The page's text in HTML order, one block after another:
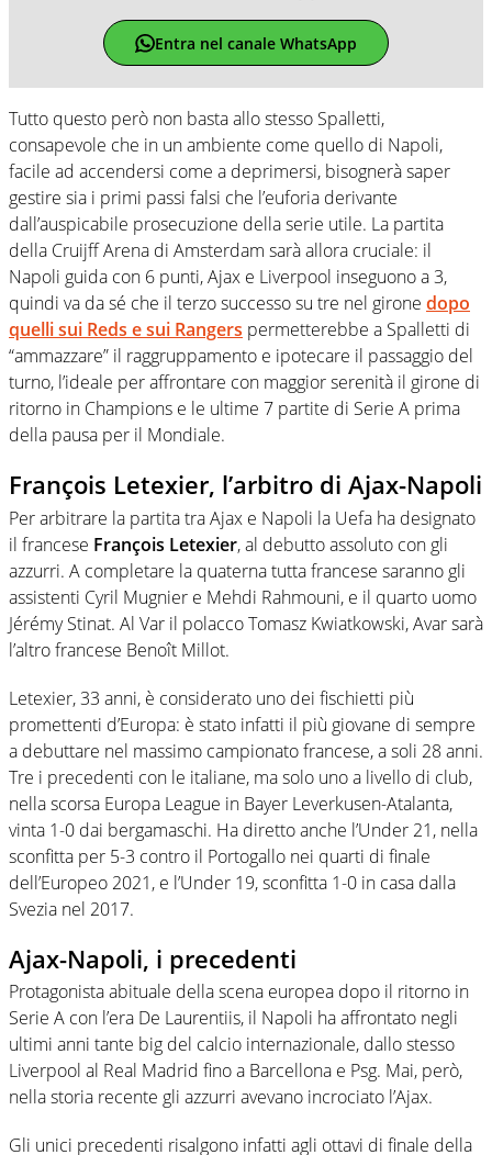
Entra nel canale WhatsApp
Tutto questo però non basta allo stesso Spalletti,
consapevole che in un ambiente come quello di Napoli,
facile ad accendersi come a deprimersi, bisognerà saper
gestire sia i primi passi falsi che l’euforia derivante
dall’auspicabile prosecuzione della serie utile. La partita
della Cruijff Arena di Amsterdam sarà allora cruciale: il
Napoli guida con 6 punti, Ajax e Liverpool inseguono a 3,
quindi va da sé che il terzo successo su tre nel girone dopo
quelli sui Reds e sui Rangers permetterebbe a Spalletti di
“ammazzare” il raggruppamento e ipotecare il passaggio del
turno, l’ideale per affrontare con maggior serenità il girone di
ritorno in Champions e le ultime 7 partite di Serie A prima
della pausa per il Mondiale.
François Letexier, l’arbitro di Ajax-Napoli
Per arbitrare la partita tra Ajax e Napoli la Uefa ha designato
il francese François Letexier, al debutto assoluto con gli
azzurri. A completare la quaterna tutta francese saranno gli
assistenti Cyril Mugnier e Mehdi Rahmouni, e il quarto uomo
Jérémy Stinat. Al Var il polacco Tomasz Kwiatkowski, Avar sarà
l’altro francese Benoît Millot.
Letexier, 33 anni, è considerato uno dei fischietti più
promettenti d’Europa: è stato infatti il più giovane di sempre
a debuttare nel massimo campionato francese, a soli 28 anni.
Tre i precedenti con le italiane, ma solo uno a livello di club,
nella scorsa Europa League in Bayer Leverkusen-Atalanta,
vinta 1-0 dai bergamaschi. Ha diretto anche l’Under 21, nella
sconfitta per 5-3 contro il Portogallo nei quarti di finale
dell’Europeo 2021, e l’Under 19, sconfitta 1-0 in casa dalla
Svezia nel 2017.
Ajax-Napoli, i precedenti
Protagonista abituale della scena europea dopo il ritorno in
Serie A con l’era De Laurentiis, il Napoli ha affrontato negli
ultimi anni tante big del calcio internazionale, dallo stesso
Liverpool al Real Madrid fino a Barcellona e Psg. Mai, però,
nella storia recente gli azzurri avevano incrociato l’Ajax.
Gli unici precedenti risalgono infatti agli ottavi di finale della